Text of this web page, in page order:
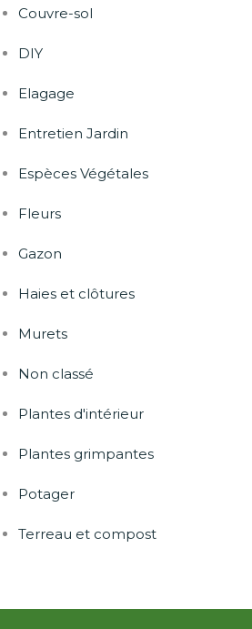
Couvre-sol
DIY
Elagage
Entretien Jardin
Espèces Végétales
Fleurs
Gazon
Haies et clôtures
Murets
Non classé
Plantes d'intérieur
Plantes grimpantes
Potager
Terreau et compost